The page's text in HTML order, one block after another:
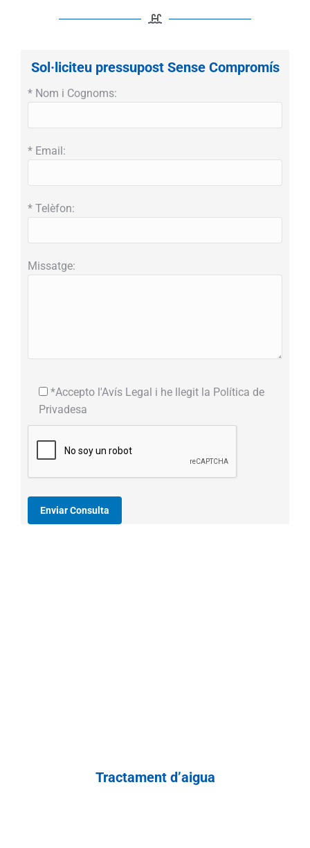
Sol·liciteu pressupost Sense Compromís
* Nom i Cognoms:
* Email:
* Telèfon:
Missatge:
*Accepto l'Avís Legal i he llegit la Política de
Privadesa
Tractament d’aigua